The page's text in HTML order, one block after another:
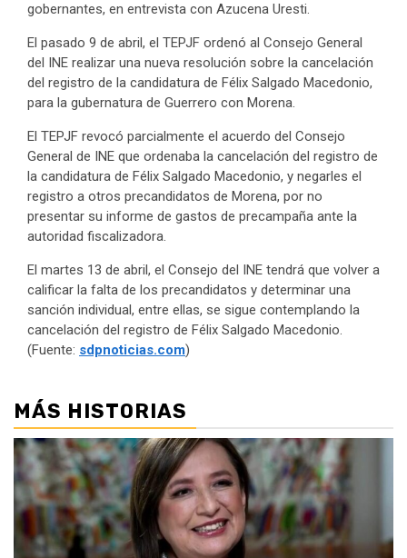
gobernantes, en entrevista con Azucena Uresti.
El pasado 9 de abril, el TEPJF ordenó al Consejo General
del INE realizar una nueva resolución sobre la cancelación
del registro de la candidatura de Félix Salgado Macedonio,
para la gubernatura de Guerrero con Morena.
El TEPJF revocó parcialmente el acuerdo del Consejo
General de INE que ordenaba la cancelación del registro de
la candidatura de Félix Salgado Macedonio, y negarles el
registro a otros precandidatos de Morena, por no
presentar su informe de gastos de precampaña ante la
autoridad fiscalizadora.
El martes 13 de abril, el Consejo del INE tendrá que volver a
calificar la falta de los precandidatos y determinar una
sanción individual, entre ellas, se sigue contemplando la
cancelación del registro de Félix Salgado Macedonio.
(Fuente: sdpnoticias.com)
MÁS HISTORIAS